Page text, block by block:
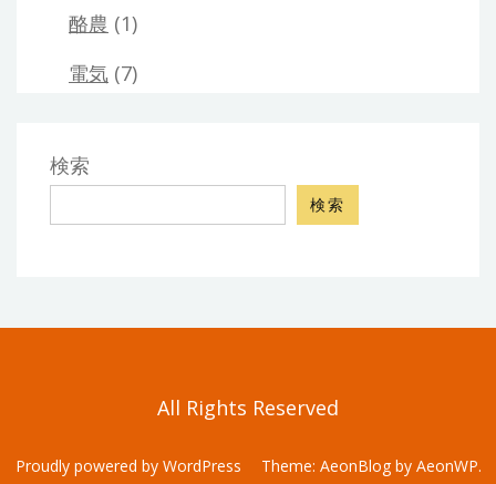
酪農 (1)
電気 (7)
検索
検索
All Rights Reserved
Proudly powered by WordPress Theme: AeonBlog by AeonWP.